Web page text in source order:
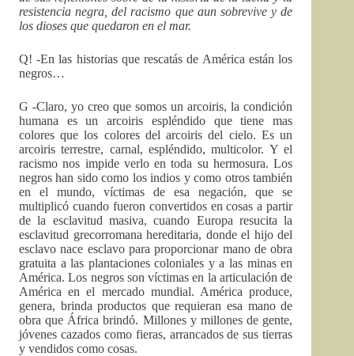
resistencia negra, del racismo que aun sobrevive y de
los dioses que quedaron en el mar.
Q! -En las historias que rescatás de América están los
negros…
G -Claro, yo creo que somos un arcoiris, la condición
humana es un arcoiris espléndido que tiene mas
colores que los colores del arcoiris del cielo. Es un
arcoiris terrestre, carnal, espléndido, multicolor. Y el
racismo nos impide verlo en toda su hermosura. Los
negros han sido como los indios y como otros también
en el mundo, víctimas de esa negación, que se
multiplicó cuando fueron convertidos en cosas a partir
de la esclavitud masiva, cuando Europa resucita la
esclavitud grecorromana hereditaria, donde el hijo del
esclavo nace esclavo para proporcionar mano de obra
gratuita a las plantaciones coloniales y a las minas en
América. Los negros son víctimas en la articulación de
América en el mercado mundial. América produce,
genera, brinda productos que requieran esa mano de
obra que África brindó. Millones y millones de gente,
jóvenes cazados como fieras, arrancados de sus tierras
y vendidos como cosas.